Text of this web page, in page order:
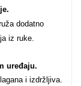
dodatno
iz ruke.
uređaju.
i izdržljiva.